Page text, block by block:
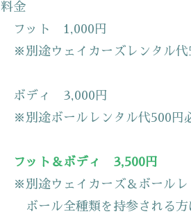
料金
フット 1,000円
※別途ウェイカーズレンタル代
ボディ 3,000円
※別途ボールレンタル代500円
フット＆ボディ 3,500円
※別途ウェイカーズ＆ボールレ
ボール全種類を持参される方